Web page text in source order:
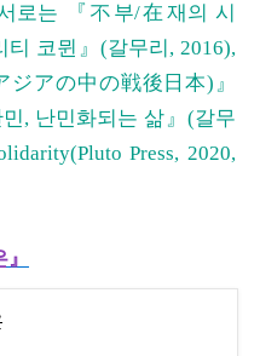
로는 『不부/在재의 시
티 코뮌』(갈무리, 2016),
ジアの中の戦後日本)』
, 난민화되는 삶』(갈무
Press, 2020,